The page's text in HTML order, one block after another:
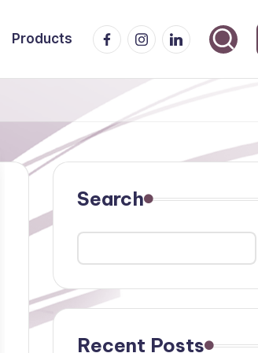
Products FacebookInstagramLinkedIn
Search
Recent Posts